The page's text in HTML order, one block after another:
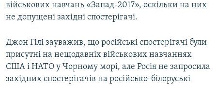
військових навчань «Запад-2017», оскільки на них
не допущені західні спостерігачі.
Джон Гілі зауважив, що російські спостерігачі були
присутні на нещодавніх військових навчаннях
США і НАТО у Чорному морі, але Росія не запросила
західних спостерігачів на російсько-білоруські